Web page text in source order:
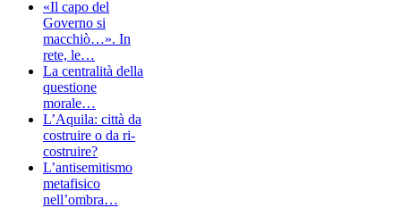
«Il capo del
Governo si
macchiò…». In
rete, le…
La centralità della
questione
morale…
L’Aquila: città da
costruire o da ri-
costruire?
L’antisemitismo
metafisico
nell’ombra…